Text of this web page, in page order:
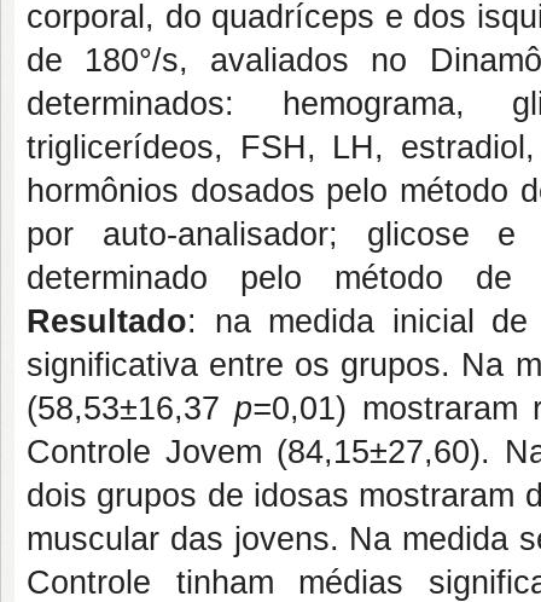
corporal, do quadríceps e dos
de 180°/s, avaliados no
determinados: hemograma,
triglicerídeos, FSH, LH,
hormônios dosados pelo método
por auto-analisador; glicose
determinado pelo método de
Resultado: na medida inicial de
significativa entre os grupos. Na
(58,53±16,37p=0,01) mostraram
Controle Jovem (84,15±27,60).
dois grupos de idosas mostraram
muscular das jovens. Na medida
Controle tinham médias